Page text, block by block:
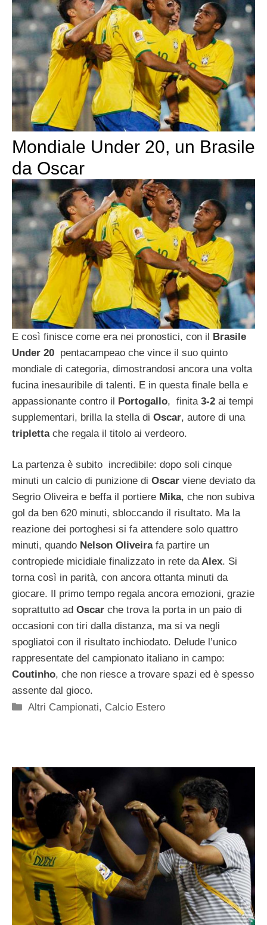
Mondiale Under 20, un Brasile
da Oscar
E così finisce come era nei pronostici, con il Brasile
Under 20 pentacampeao che vince il suo quinto
mondiale di categoria, dimostrandosi ancora una volta
fucina inesauribile di talenti. E in questa finale bella e
appassionante contro il Portogallo, finita 3-2 ai tempi
supplementari, brilla la stella di Oscar, autore di una
triplettache regala il titolo ai verdeoro.
La partenza è subito incredibile: dopo soli cinque
minuti un calcio di punizione di Oscar viene deviato da
Segrio Oliveira e beffa il portiere Mika, che non subiva
gol da ben 620 minuti, sbloccando il risultato. Ma la
reazione dei portoghesi si fa attendere solo quattro
minuti, quando Nelson Oliveirafa partire un
contropiede micidiale finalizzato in rete daAlex. Si
torna così in parità, con ancora ottanta minuti da
giocare. Il primo tempo regala ancora emozioni, grazie
soprattutto ad Oscar che trova la porta in un paio di
occasioni con tiri dalla distanza, ma si va negli
spogliatoi con il risultato inchiodato. Delude l’unico
rappresentate del campionato italiano in campo:
Coutinho, che non riesce a trovare spazi ed è spesso
assente dal gioco.
Categorie
Altri Campionati, Calcio Estero